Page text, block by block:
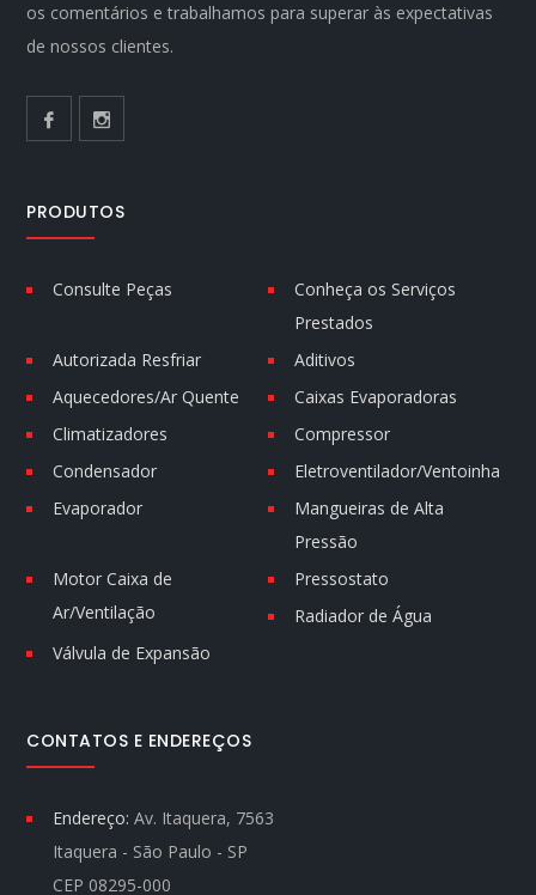
os comentários e trabalhamos para superar às expectativas
de nossos clientes.
PRODUTOS
Consulte Peças
Conheça os Serviços
Prestados
Autorizada Resfriar
Aditivos
Aquecedores/Ar Quente
Caixas Evaporadoras
Climatizadores
Compressor
Condensador
Eletroventilador/Ventoinha
Evaporador
Mangueiras de Alta
Pressão
Motor Caixa de
Ar/Ventilação
Pressostato
Radiador de Água
Válvula de Expansão
CONTATOS E ENDEREÇOS
Endereço: Av. Itaquera, 7563
Itaquera - São Paulo - SP
CEP 08295-000